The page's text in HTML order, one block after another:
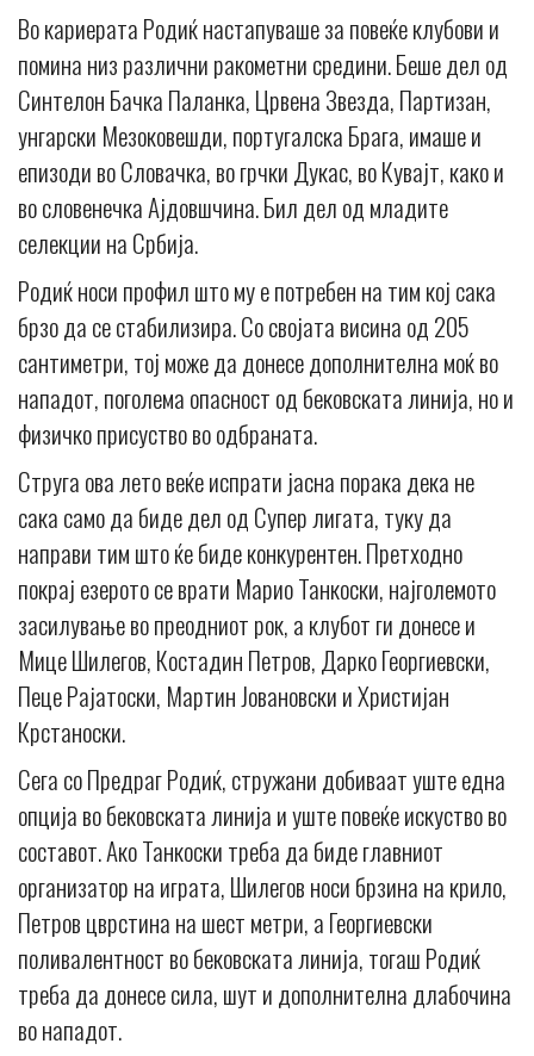
Во кариерата Родиќ настапуваше за повеќе клубови и
помина низ различни ракометни средини. Беше дел од
Синтелон Бачка Паланка, Црвена Звезда, Партизан,
унгарски Мезоковешди, португалска Брага, имаше и
епизоди во Словачка, во грчки Дукас, во Кувајт, како и
во словенечка Ајдовшчина. Бил дел од младите
селекции на Србија.
Родиќ носи профил што му е потребен на тим кој сака
брзо да се стабилизира. Со својата висина од 205
сантиметри, тој може да донесе дополнителна моќ во
нападот, поголема опасност од бековската линија, но и
физичко присуство во одбраната.
Струга ова лето веќе испрати јасна порака дека не
сака само да биде дел од Супер лигата, туку да
направи тим што ќе биде конкурентен. Претходно
покрај езерото се врати Марио Танкоски, најголемото
засилување во преодниот рок, а клубот ги донесе и
Мице Шилегов, Костадин Петров, Дарко Георгиевски,
Пеце Рајатоски, Мартин Јовановски и Христијан
Крстаноски.
Сега со Предраг Родиќ, стружани добиваат уште една
опција во бековската линија и уште повеќе искуство во
составот. Ако Танкоски треба да биде главниот
организатор на играта, Шилегов носи брзина на крило,
Петров цврстина на шест метри, а Георгиевски
поливалентност во бековската линија, тогаш Родиќ
треба да донесе сила, шут и дополнителна длабочина
во нападот.